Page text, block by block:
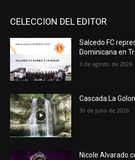
CELECCION DEL EDITOR
Salcedo FC
Dominicana en
3 de agosto de 2026
Cascada La
30 de julio de 2026
Nicole Alvarado